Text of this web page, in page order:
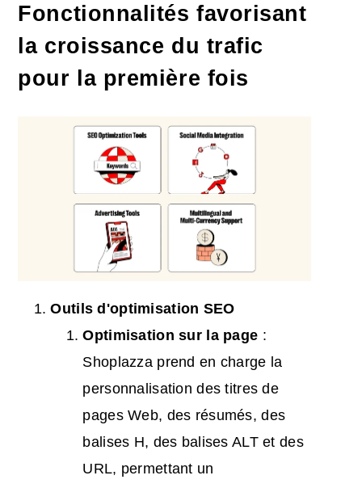
Fonctionnalités favorisant
la croissance du trafic
pour la première fois
Outils d'optimisation SEO
Optimisation sur la page :
Shoplazza prend en charge la
personnalisation des titres de
pages Web, des résumés, des
balises H, des balises ALT et des
URL, permettant un